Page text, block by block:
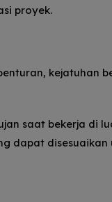
proyek.
kejatuhan
saat bekerja di
dapat disesuaikan